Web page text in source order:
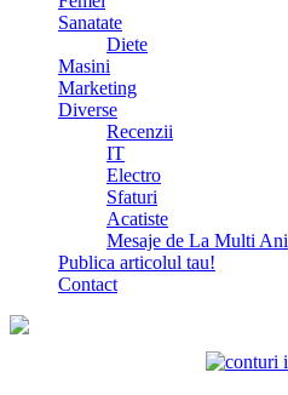
Sanatate
Diete
Masini
Marketing
Diverse
Recenzii
IT
Electro
Sfaturi
Acatiste
Mesaje de La Multi Ani
Publica articolul tau!
Contact